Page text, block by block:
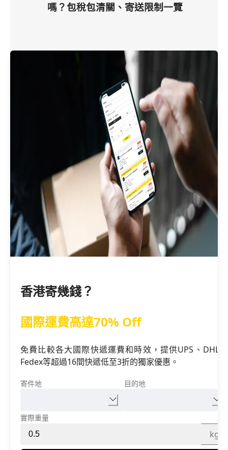
香港寄幾錢？
國際運費高達70% Off
免費比較各大國際快遞運費和時效，提供UPS、DHL、
Fedex等超過16間快遞低至3折的獨家優惠。
寄件地 目的地
實際重量
kg
嗎？包稅包清關、寄送限制一覽